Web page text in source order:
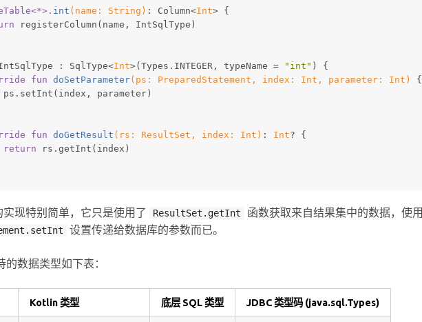
<*> . int (name: String ) : Column<Int> {
registerColumn(name, IntSqlType)
: SqlType<Int>(Types.INTEGER, typeName = "int" ) {
fun doSetParameter(ps: PreparedStatement , index: Int , parameter: Int )
{
ps.setInt(index, parameter)
fun doGetResult (rs: ResultSet , index: Int ) : Int? {
return rs.getInt(index)
实现特别简单，它只是使用了 ResultSet.getInt 函数获取来自结果集中的数据，使用
设置传递给数据库的参数而已。
数据类型如下表：
Kotlin 类型 底层 SQL 类型 JDBC 类型码 (java.sql.Types)